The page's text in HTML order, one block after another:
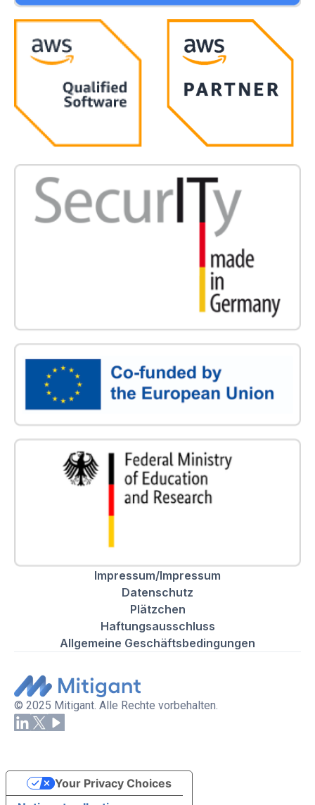
Impressum/Impressum
Datenschutz
Plätzchen
Haftungsausschluss
Allgemeine Geschäftsbedingungen
© 2025 Mitigant. Alle Rechte vorbehalten.
Your Privacy Choices